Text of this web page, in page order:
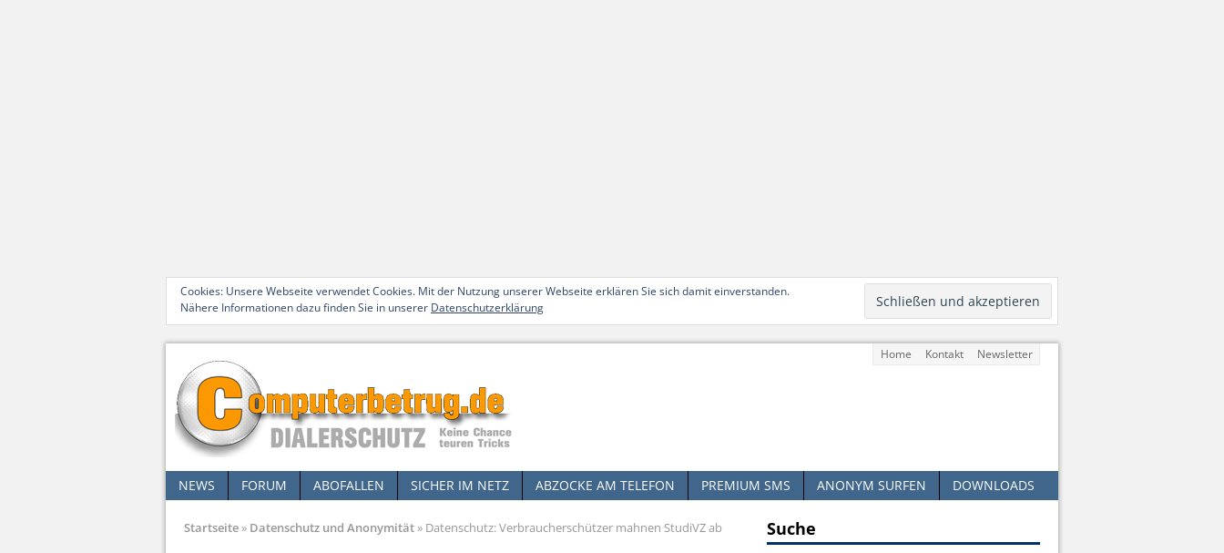
Cookies: Unsere Webseite verwendet Cookies. Mit der Nutzung unserer Webseite erklären Sie sich damit einverstanden.
Nähere Informationen dazu finden Sie in unserer Datenschutzerklärung
Home Kontakt Newsletter
NEWS FORUM ABOFALLEN SICHER IM NETZ ABZOCKE AM TELEFON PREMIUM SMS ANONYM SURFEN DOWNLOADS
Startseite» Datenschutz und Anonymität» Datenschutz: Verbraucherschützer mahnen StudiVZ ab Suche